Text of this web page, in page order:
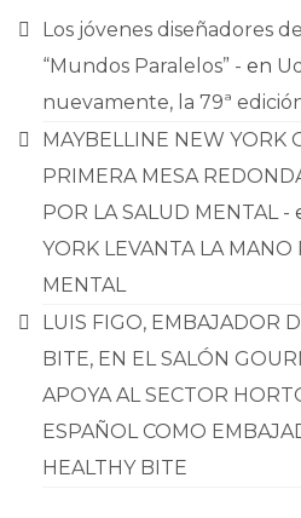
Los jóvenes diseñadores
“Mundos Paralelos” - en
nuevamente, la 79ª
MAYBELLINE NEW YORK
PRIMERA MESA
POR LA SALUD MENTAL -
YORK LEVANTA LA MANO
MENTAL
LUIS FIGO, EMBAJADOR
BITE, EN EL SALÓN
APOYA AL SECTOR
ESPAÑOL COMO
HEALTHY BITE